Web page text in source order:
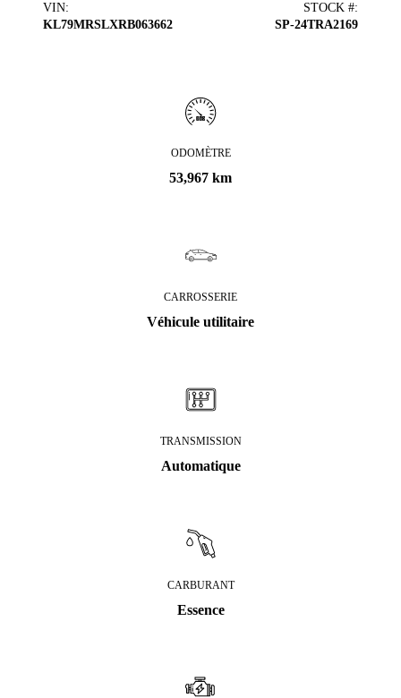
VIN:
KL79MRSLXRB063662
STOCK #:
SP-24TRA2169
ODOMÈTRE
53,967 km
CARROSSERIE
Véhicule utilitaire
TRANSMISSION
Automatique
CARBURANT
Essence